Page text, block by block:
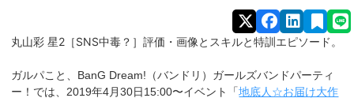
丸山彩星2［SNS中毒？ ］評価・画像とスキルと特訓エピソード。
ガルパこと、BanG Dream!（バンドリ）ガールズバンドパーティ
ー！では、2019年4月30日15:00〜イベント「地底人☆お届け大作